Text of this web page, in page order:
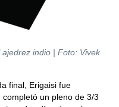
indio | Foto: Vivek
final, Erigaisi fue
un pleno de 3/3